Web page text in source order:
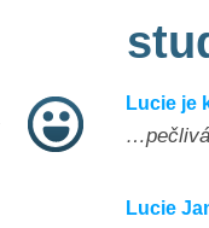
Lucie je
Lucie